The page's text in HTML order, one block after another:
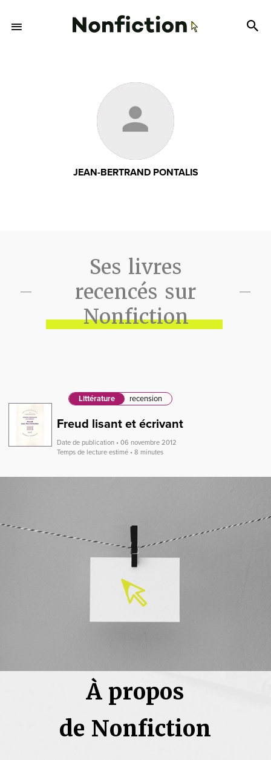
JEAN-BERTRAND PONTALIS
Ses livres
recencés sur
Nonfiction
Littérature recension
Freud lisant et écrivant
Date de publication • 06 novembre 2012
Temps de lecture estimé • 8 minutes
À propos
de Nonfiction